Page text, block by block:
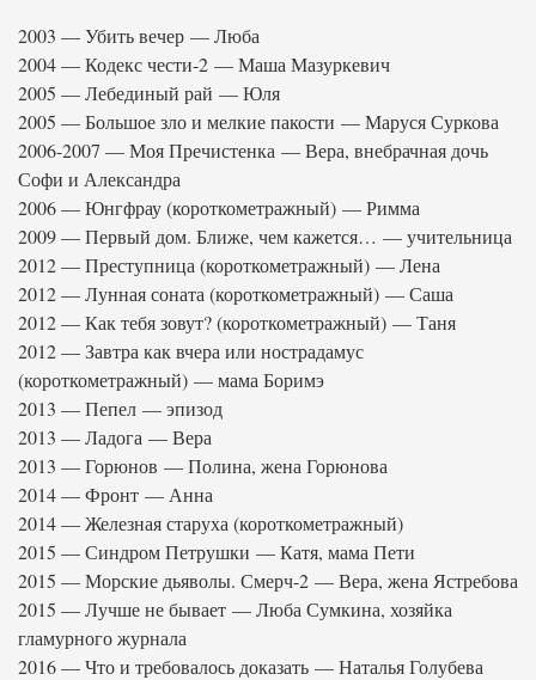
2003 — Убить вечер — Люба
2004 — Кодекс чести-2 — Маша Мазуркевич
2005 — Лебединый рай — Юля
2005 — Большое зло и мелкие пакости — Маруся Суркова
2006-2007 — Моя Пречистенка — Вера, внебрачная дочь
Софи и Александра
2006 — Юнгфрау (короткометражный) — Римма
2009 — Первый дом. Ближе, чем кажется… — учительница
2012 — Преступница (короткометражный) — Лена
2012 — Лунная соната (короткометражный) — Саша
2012 — Как тебя зовут? (короткометражный) — Таня
2012 — Завтра как вчера или нострадамус
(короткометражный) — мама Боримэ
2013 — Пепел — эпизод
2013 — Ладога — Вера
2013 — Горюнов — Полина, жена Горюнова
2014 — Фронт — Анна
2014 — Железная старуха (короткометражный)
2015 — Синдром Петрушки — Катя, мама Пети
2015 — Морские дьяволы. Смерч-2 — Вера, жена Ястребова
2015 — Лучше не бывает — Люба Сумкина, хозяйка
гламурного журнала
2016 — Что и требовалось доказать — Наталья Голубева